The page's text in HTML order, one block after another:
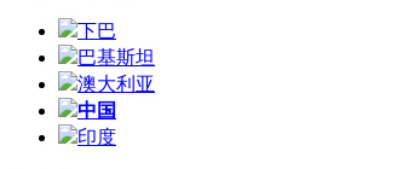
下巴
巴基斯坦
澳大利亚
中国
印度